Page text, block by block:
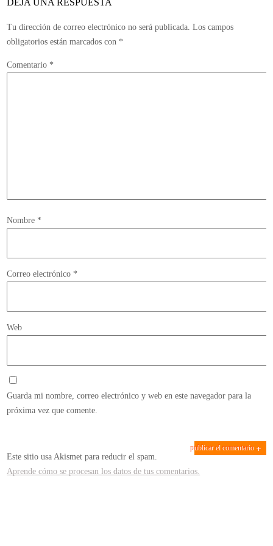
Tu dirección de correo electrónico no será publicada. Los campos
obligatorios están marcados con *
Comentario *
Nombre *
Correo electrónico *
Web
Guarda mi nombre, correo electrónico y web en este navegador para la
próxima vez que comente.
Este sitio usa Akismet para reducir el spam.
Aprende cómo se procesan los datos de tus comentarios.